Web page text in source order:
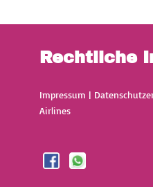
Rechtliche
Impressum |
Airlines